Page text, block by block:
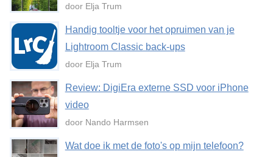
door Elja Trum
Handig tooltje voor het opruimen van je
Lightroom Classic back-ups
door Elja Trum
Review: DigiEra externe SSD voor iPhone
video
door Nando Harmsen
Wat doe ik met de foto's op mijn telefoon?